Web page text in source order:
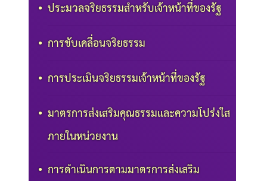
ประมวลจริยธรรมสำหรับเจ้าหน้าที่ของรัฐ
การขับเคลื่อนจริยธรรม
การประเมินจริยธรรมเจ้าหน้าที่ของรัฐ
มาตรการส่งเสริมคุณธรรมและความโปร่งใส
ภายในหน่วยงาน
การดำเนินการตามมาตรการส่งเสริม